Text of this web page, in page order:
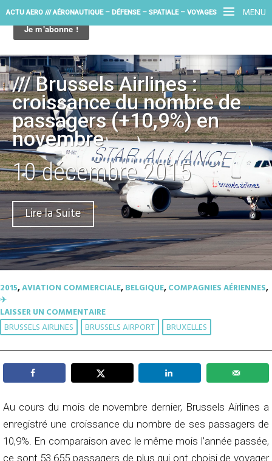
MENU
ACTU AERO /// AÉRONAUTIQUE – DÉFENSE – SPATIALE – VOYAGES
/// Brussels Airlines :
croissance du nombre de
passagers (+10,9%) en
novembre
10 décembre 2015
Lire la Suite
2015,AVIATION COMMERCIALE,BELGIQUE,COMPAGNIES AÉRIENNES,
✈︎
LAISSER UN COMMENTAIRE
BRUSSELS AIRLINES BRUSSELS AIRPORT BRUXELLES
Au cours du mois de novembre dernier, Brussels Airlines a
enregistré une croissance du nombre de ses passagers de
10,9%. En comparaison avec le même mois l’année passée,
ce sont 53.655 passagers de plus qui ont choisi de voyager